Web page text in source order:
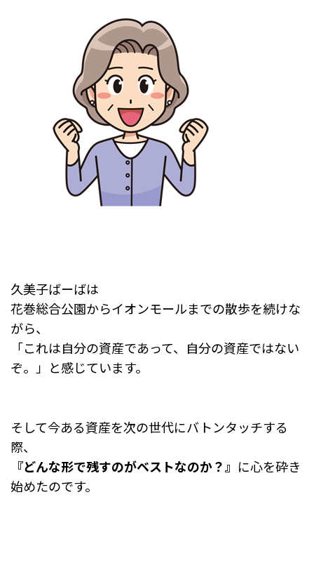
久美子ばーばは
花巻総合公園からイオンモールまでの散歩を続けな
がら、
「これは自分の資産であって、自分の資産ではない
ぞ。」と感じています。
そして今ある資産を次の世代にバトンタッチする
際、
『どんな形で残すのがベストなのか？』 に心を砕き
始めたのです。